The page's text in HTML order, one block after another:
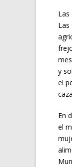
Las
Las
y
el
En
el